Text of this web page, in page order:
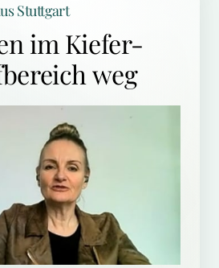
Stuttgart
im Kiefer-
weg